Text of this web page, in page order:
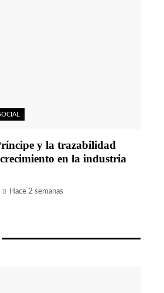
y la trazabilidad
en la industria
Hace 2 semanas